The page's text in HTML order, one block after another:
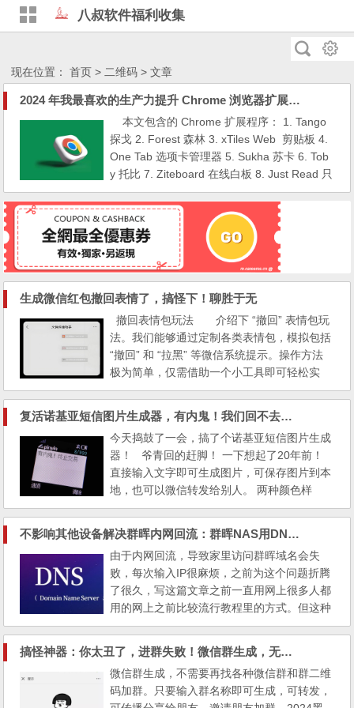
八叔软件福利收集
现在位置：首页 > 二维码 > 文章
2024 年我最喜欢的生产力提升 Chrome 浏览器扩展插件程序
本文包含的 Chrome 扩展程序： 1. Tango
探戈 2. Forest 森林 3. xTiles Web 剪贴板 4.
One Tab 选项卡管理器 5. Sukha 苏卡 6. Tob
y 托比 7. Ziteboard 在线白板 8. Just Read 只
是阅读 9. Screen Shader 屏幕蓝光调光器 1.
探戈Tango 来源：Chrome Web Store Tango
是一个工作流捕获工具，它有自己的 Chrome
扩展。 该工具可帮助您捕获所做的一切并将
其转换为...
生成微信红包撤回表情了，搞怪下！聊胜于无
撤回表情包玩法 介绍下 “撤回” 表情包玩
法。我们能够通过定制各类表情包，模拟包括
“撤回” 和 “拉黑” 等微信系统提示。操作方法
极为简单，仅需借助一个小工具即可轻松实
现。 相关链接： 复活诺基亚短信图片生成
器，有内鬼！我们回不去了笨蛋 微信群生
成，不需要再找各种微信群和群二维码加群。
2024黑科技加群，最新代码支持 感兴趣的
朋友，可以进入“找来优惠券”公众号，点击右
侧下...
复活诺基亚短信图片生成器，有内鬼！我们回不去了笨蛋
今天捣鼓了一会，搞了个诺基亚短信图片生成
器！ 爷青回的赶脚！ 一下想起了20年前！
直接输入文字即可生成图片，可保存图片到本
地，也可以微信转发给别人。 两种颜色样
式，正常颜色和绿色包浆，下文的图片可以看
出来两种颜色区别。 对于昔日的诺基亚手机
用户而言，此网站会让您有种重回青春的感
觉。 相关推荐： 微信群生成，不需要再找各
种微信群和群二维码加群。2024黑科技...
不影响其他设备解决群晖内网回流：群晖NAS用DNS Server解决内网回流无法域名访问教程
由于内网回流，导致家里访问群晖域名会失
败，每次输入IP很麻烦，之前为这个问题折腾
了很久，写这篇文章之前一直用网上很多人都
用的网上之前比较流行教程里的方式。但这种
方式有效但未必最优，还是有些担心的，这个
下面我将说明下原因，并把我的解决方式分享
给大家。 往期教程： 蛋疼？16G iPhone扩
容换内存如何安全、放心 安卓特别是华为手
机如何用音量键切歌教程 | 原创 360极速浏览
搞怪神器：你太丑了，进群失败！微信群生成，无需搜群二维码加群。2024最新代码黑科技加群
微信群生成，不需要再找各种微信群和群二维
码加群。只要输入群名称即可生成，可转发，